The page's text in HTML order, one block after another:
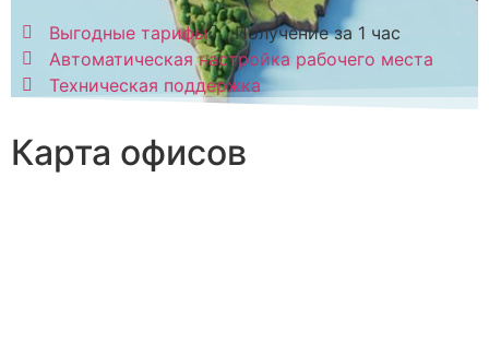
Выгодные тарифы
Получение за 1 час
Автоматическая настройка рабочего места
Техническая поддержка
Карта офисов